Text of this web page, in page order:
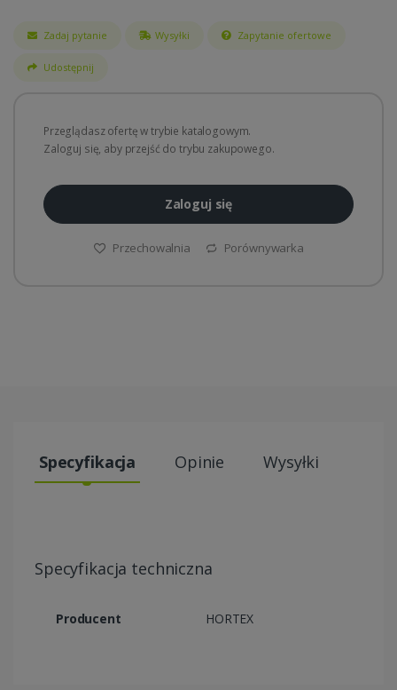
Zadaj pytanie Wysyłki Zapytanie ofertowe
Udostępnij
Przeglądasz ofertę w trybie katalogowym.
Zaloguj się, aby przejść do trybu zakupowego.
Zaloguj się
Przechowalnia Porównywarka
Specyfikacja Opinie Wysyłki
Specyfikacja techniczna
Producent HORTEX